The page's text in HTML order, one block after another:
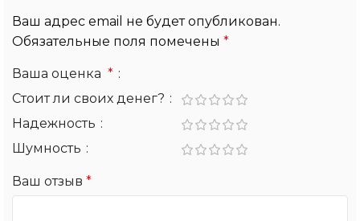
Ваш адрес email не будет опубликован.
Обязательные поля помечены *
Ваша оценка *
Стоит ли своих денег?
Надежность
Шумность
Ваш отзыв *